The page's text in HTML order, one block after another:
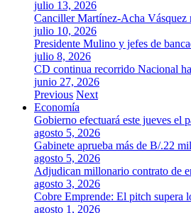
julio 13, 2026
Canciller Martínez-Acha Vásquez
julio 10, 2026
Presidente Mulino y jefes de
julio 8, 2026
CD continua recorrido Nacional
junio 27, 2026
Previous Next
Economía
Gobierno efectuará este jueves el
agosto 5, 2026
Gabinete aprueba más de B/.22
agosto 5, 2026
Adjudican millonario contrato de
agosto 3, 2026
Cobre Emprende: El pitch supera
agosto 1, 2026